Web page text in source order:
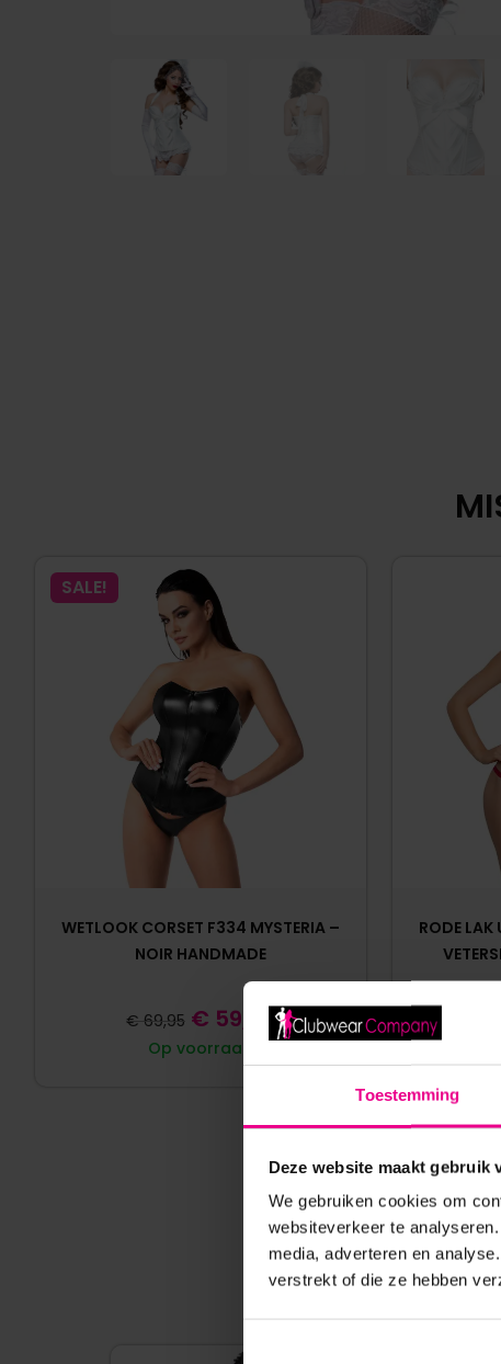
Toestemming
Deze website maakt gebruik
We gebruiken cookies om
websiteverkeer te
media, adverteren en
verstrekt of die ze hebben
SALE!
WETLOOK CORSET F334 MYSTERIA –
NOIR HANDMADE
Op voorraad
€ 69,95 € 59,95
RODE LAK